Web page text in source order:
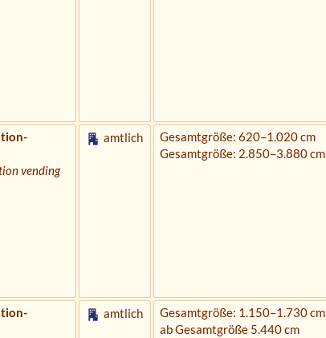
vending
amtlich
Gesamtgröße: 620–1.020 cm
Gesamtgröße: 2.850–3.880 cm
amtlich
Gesamtgröße: 1.150–1.730 cm
ab Gesamtgröße 5.440 cm